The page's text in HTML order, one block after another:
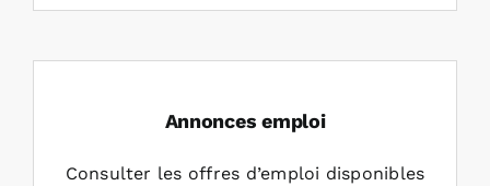
Annonces emploi
Consulter les offres d’emploi disponibles